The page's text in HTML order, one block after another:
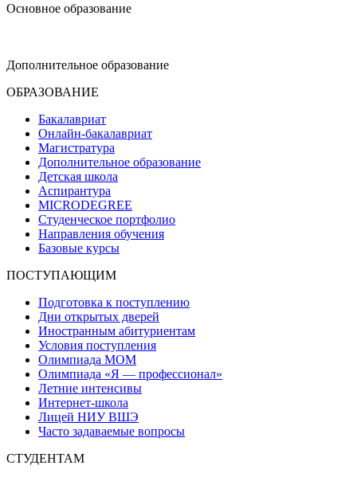
Основное образование
Дополнительное образование
ОБРАЗОВАНИЕ
Бакалавриат
Онлайн-бакалавриат
Магистратура
Дополнительное образование
Детская школа
Аспирантура
MICRODEGREE
Студенческое портфолио
Направления обучения
Базовые курсы
ПОСТУПАЮЩИМ
Подготовка к поступлению
Дни открытых дверей
Иностранным абитуриентам
Условия поступления
Олимпиада МОМ
Олимпиада «Я — профессионал»
Летние интенсивы
Интернет-школа
Лицей НИУ ВШЭ
Часто задаваемые вопросы
СТУДЕНТАМ